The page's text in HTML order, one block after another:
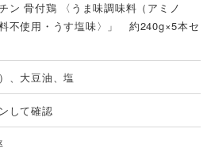
ン 骨付鶏 〈うま味調味料（アミノ
不使用・うす塩味〉」 約240g×5本セ
、大豆油、塩
して確認